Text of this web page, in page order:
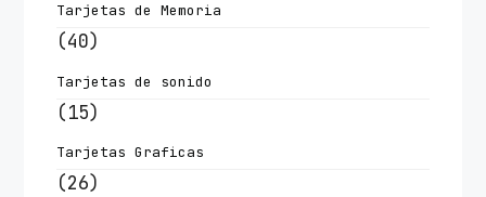
Tarjetas de Memoria
(40)
Tarjetas de sonido
(15)
Tarjetas Graficas
(26)